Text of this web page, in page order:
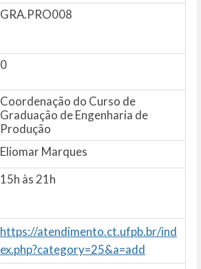
GRA.PRO008
0
Coordenação do Curso de
Graduação de Engenharia de
Produção
Eliomar Marques
15h às 21h
https://atendimento.ct.ufpb.br/ind
ex.php?category=25&a=add